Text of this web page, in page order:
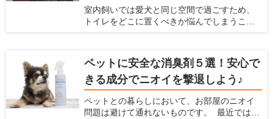
います。ここでは、犬を庭で放し飼いすると
きにおすすめのフェンスを紹介するととも
に、放し飼いするときに気をつけるべきこと
室内飼いでは愛犬と同じ空間で過ごすため、
トイレをどこに置くべきか悩んでしまうこと
犬も飼い主もストレスを感じにくい場所はあ
るのでしょうか。 自宅の間取りや掃除のしや
すさを考慮しつつ、トイレ関連のアイテムや
トイレの置き方を工夫すれば、ベストな場所
が見つかるはずです。この記事では、愛犬が
好むトイレの条件とおすすめの場所、トイレ
ペットに安全な消臭剤５選！安心で
きる成分でニオイを撃退しよう♪
ペットとの暮らしにおいて、お部屋のニオイ
問題は避けて通れないものです。 最近ではさ